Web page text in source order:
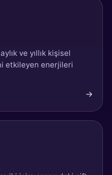
ve yıllık kişisel
etkileyen enerjileri
→